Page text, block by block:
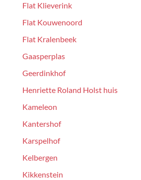
Flat Klieverink
Flat Kouwenoord
Flat Kralenbeek
Gaasperplas
Geerdinkhof
Henriette Roland Holst huis
Kameleon
Kantershof
Karspelhof
Kelbergen
Kikkenstein